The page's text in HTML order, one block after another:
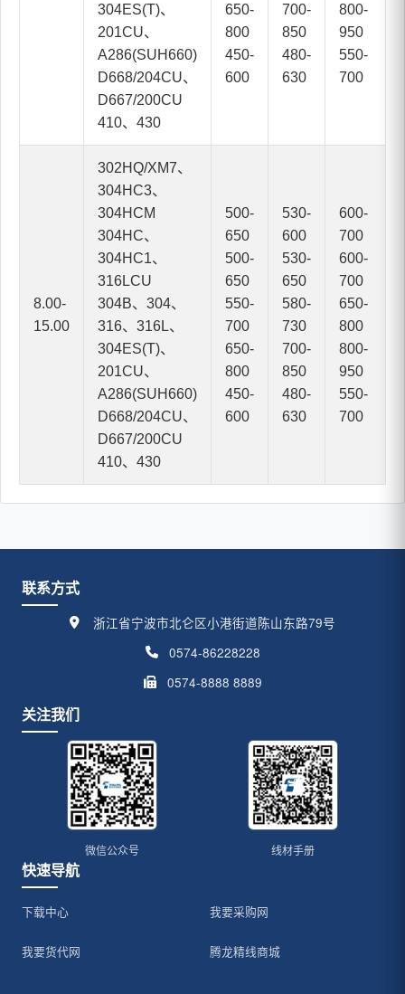
304ES(T)、
201CU、
A286(SUH660)
D668/204CU、
D667/200CU
410、430
650-
800
450-
600
700-
850
480-
630
800-
950
550-
700
8.00-
15.00
302HQ/XM7、
304HC3、
304HCM
304HC、
304HC1、
316LCU
304B、304、
316、316L、
304ES(T)、
201CU、
A286(SUH660)
D668/204CU、
D667/200CU
410、430
500-
650
500-
650
550-
700
650-
800
450-
600
530-
600
530-
650
580-
730
700-
850
480-
630
600-
700
600-
700
650-
800
800-
950
550-
700
联系方式
浙江省宁波市北仑区小港街道陈山东路79号
0574-86228228
0574-8888 8889
关注我们
微信公众号 线材手册
快速导航
下载中心 我要采购网
我要货代网 腾龙精线商城